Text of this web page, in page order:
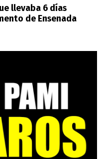
llevaba 6 días
de Ensenada